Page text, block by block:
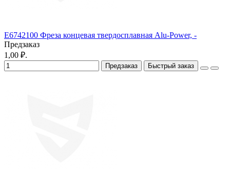
E6742100 Фреза концевая твердосплавная Alu-Power, -
Предзаказ
1,00 ₽.
Предзаказ Быстрый заказ